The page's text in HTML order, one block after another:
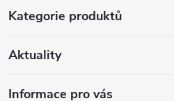
Kategorie produktů
Aktuality
Informace pro vás